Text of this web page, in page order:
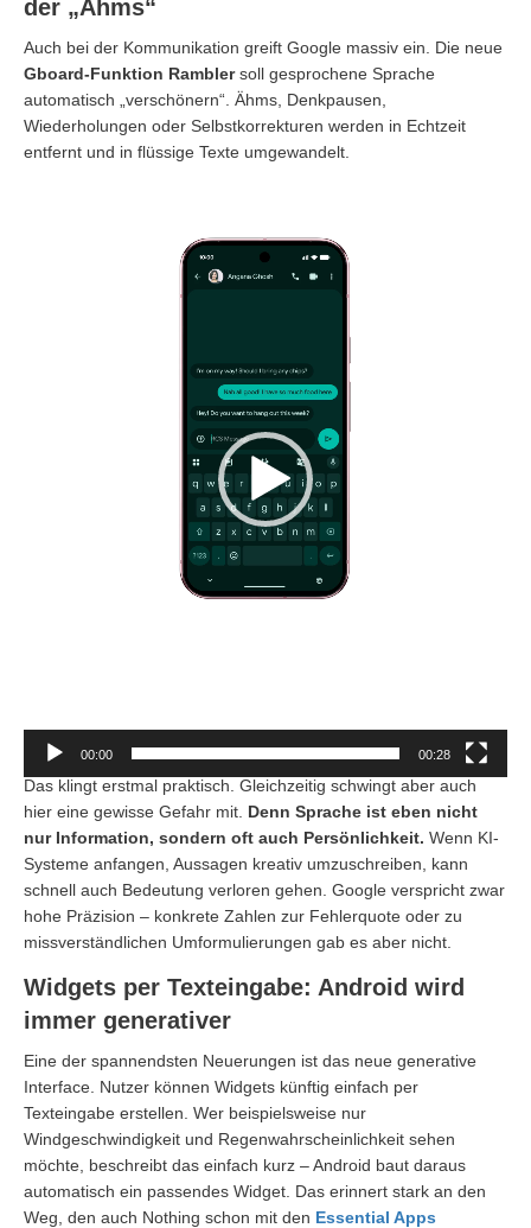
der „Ähms“
Auch bei der Kommunikation greift Google massiv ein. Die neue
Gboard-Funktion Ramblersoll gesprochene Sprache
automatisch „verschönern“. Ähms, Denkpausen,
Wiederholungen oder Selbstkorrekturen werden in Echtzeit
entfernt und in flüssige Texte umgewandelt.
00:00 00:28
Das klingt erstmal praktisch. Gleichzeitig schwingt aber auch
hier eine gewisse Gefahr mit. Denn Sprache ist eben nicht
nur Information, sondern oft auch Persönlichkeit. Wenn KI-
Systeme anfangen, Aussagen kreativ umzuschreiben, kann
schnell auch Bedeutung verloren gehen. Google verspricht zwar
hohe Präzision – konkrete Zahlen zur Fehlerquote oder zu
missverständlichen Umformulierungen gab es aber nicht.
Widgets per Texteingabe: Android wird
immer generativer
Eine der spannendsten Neuerungen ist das neue generative
Interface. Nutzer können Widgets künftig einfach per
Texteingabe erstellen. Wer beispielsweise nur
Windgeschwindigkeit und Regenwahrscheinlichkeit sehen
möchte, beschreibt das einfach kurz – Android baut daraus
automatisch ein passendes Widget. Das erinnert stark an den
Weg, den auch Nothing schon mit den Essential Apps